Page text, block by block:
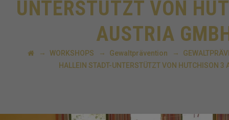
UNTERSTÜTZT VON
AUSTRIA
→ WORKSHOPS → Gewaltprävention →
HALLEIN STADT-UNTERSTÜTZT VON HUTCHISON 3